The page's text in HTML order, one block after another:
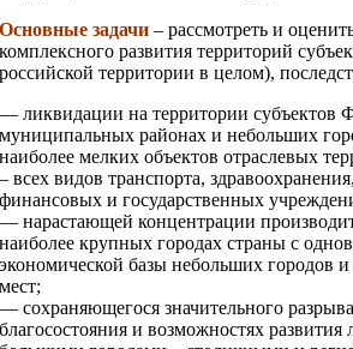
Основные задачи – рассмотреть и
комплексного развития территорий
российской территории в целом),
— ликвидации на территории субъектов
муниципальных районах и небольших
наиболее мелких объектов отраслевых
– всех видов транспорта,
финансовых и государственных
— нарастающей концентрации
наиболее крупных городах страны с
экономической базы небольших городов
мест;
— сохраняющегося значительного
благосостояния и возможностях